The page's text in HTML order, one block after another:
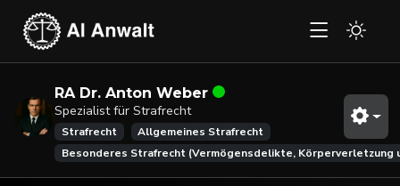
RA Dr. Anton Weber
Spezialist für Strafrecht
Strafrecht
Allgemeines Strafrecht
Besonderes Strafrecht (Vermögensdelikte, Körperverletzung